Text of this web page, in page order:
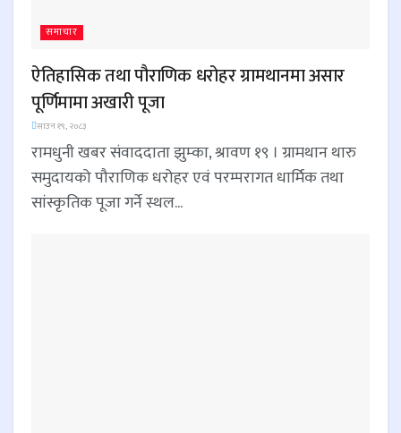
समाचार
ऐतिहासिक तथा पौराणिक धरोहर ग्रामथानमा असार
पूर्णिमामा अखारी पूजा
साउन १९, २०८३
रामधुनी खबर संवाददाता झुम्का, श्रावण १९ । ग्रामथान थारु
समुदायको पौराणिक धरोहर एवं परम्परागत धार्मिक तथा
सांस्कृतिक पूजा गर्ने स्थल...